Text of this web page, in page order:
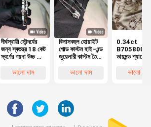
দীর্ঘস্থায়ী সৌন্দর্যের
জন্য স্বতন্ত্র 18 কেট
স্বর্ণের গয়না উচ্চ শেষ
কাস্টমাইজেশন
ভালো দাম
বিলাসবহুল হোয়াইট
গোল্ড কাস্টম হাই-এন্ড
জুয়েলারী কাস্টম তৈরি
ভালো দাম
0.34ct
B7058000
ডায়মন্ড
নেকলেস ব্র্যান্ড
ভালো দাম